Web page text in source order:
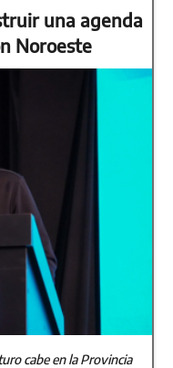
una agenda
Noroeste
cabe en la Provincia